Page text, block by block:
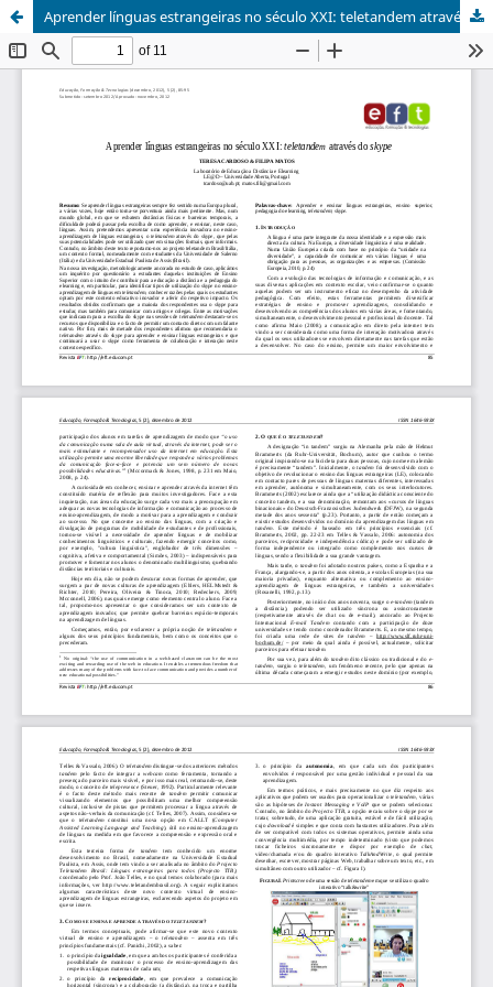
Aprender línguas estrangeiras no século XXI: teletandem através do skype